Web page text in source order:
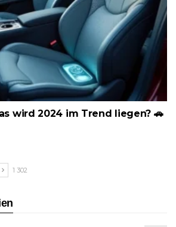
wird 2024 im Trend liegen? 🚗
1 302